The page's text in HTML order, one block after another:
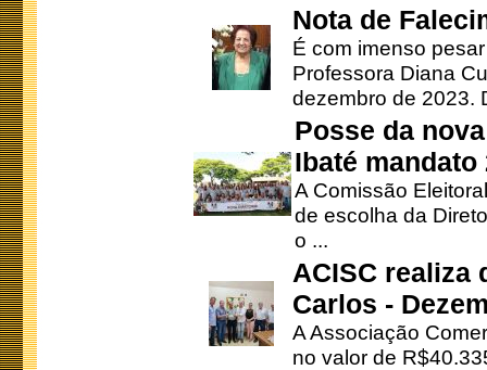
Nota de
É com imenso
Professora Diana
dezembro de 2023.
Posse da
Ibaté mandato
A Comissão
de escolha da
o ...
ACISC realiza
Carlos -
A Associação
no valor de